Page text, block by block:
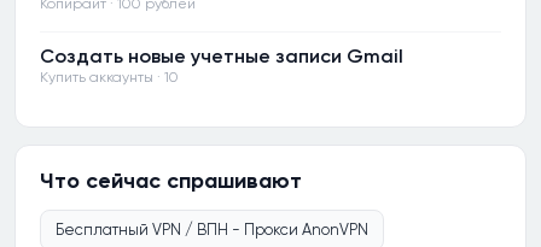
Копирайт · 100 рублей
Создать новые учетные записи Gmail
Купить аккаунты · 10
Что сейчас спрашивают
Бесплатный VPN / ВПН - Прокси AnonVPN